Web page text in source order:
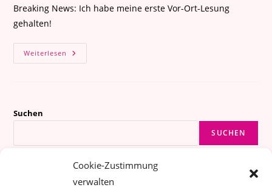
Cookie-Zustimmung
verwalten
Breaking News: Ich habe meine erste Vor-Ort-Lesung
gehalten!
Weiterlesen Lesung
In
Suchen
SUCHEN
Goodreads
Threads